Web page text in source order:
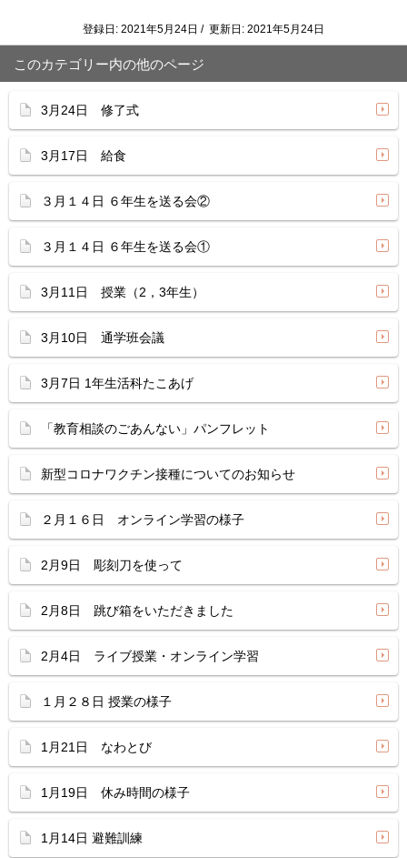
登録日: 2021年5月24日 / 更新日: 2021年5月24日
このカテゴリー内の他のページ
3月24日 修了式
3月17日 給食
３月１４日 ６年生を送る会②
３月１４日 ６年生を送る会①
3月11日 授業（2，3年生）
3月10日 通学班会議
3月7日 1年生活科たこあげ
「教育相談のごあんない」パンフレット
新型コロナワクチン接種についてのお知らせ
２月１６日 オンライン学習の様子
2月9日 彫刻刀を使って
2月8日 跳び箱をいただきました
2月4日 ライブ授業・オンライン学習
１月２８日 授業の様子
1月21日 なわとび
1月19日 休み時間の様子
1月14日 避難訓練